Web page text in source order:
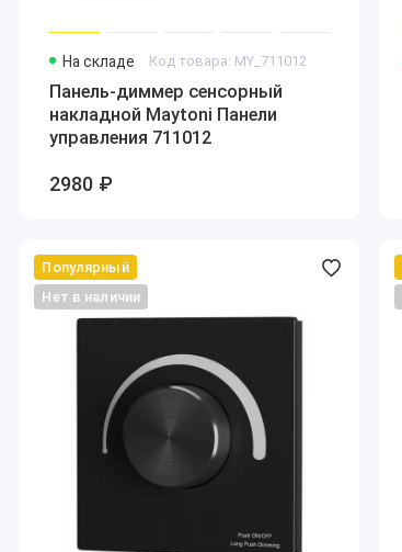
На складе Код товара: MY_711012
Панель-диммер сенсорный
накладной Maytoni Панели
управления 711012
2980 ₽
Популярный
Нет в наличии